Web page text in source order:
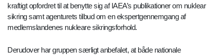
kraftigt opfordret til at benytte sig af IAEA’s publikationer om nuklear
sikring samt agenturets tilbud om en ekspertgennemgang af
medlemslandenes nukleare sikringsforhold.
Derudover har gruppen særligt anbefalet, at både nationale